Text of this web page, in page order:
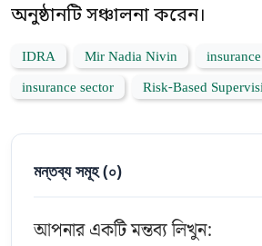
অনুষ্ঠানটি সঞ্চালনা করেন।
IDRA Mir Nadia Nivin
insurance sector
Risk-Based
মন্তব্য সমূহ (০)
আপনার একটি মন্তব্য লিখুন: